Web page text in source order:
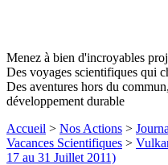
Menez à bien d'incroyables
Des voyages scientifiques qui
Des aventures hors du
développement durable
Accueil > Nos Actions >
Vacances Scientifiques >
17 au 31 Juillet 2011)